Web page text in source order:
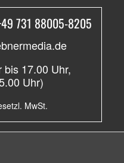
731 88005-8205
bis 17.00 Uhr,
Uhr)
MwSt.